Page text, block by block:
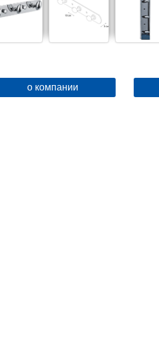
о компании